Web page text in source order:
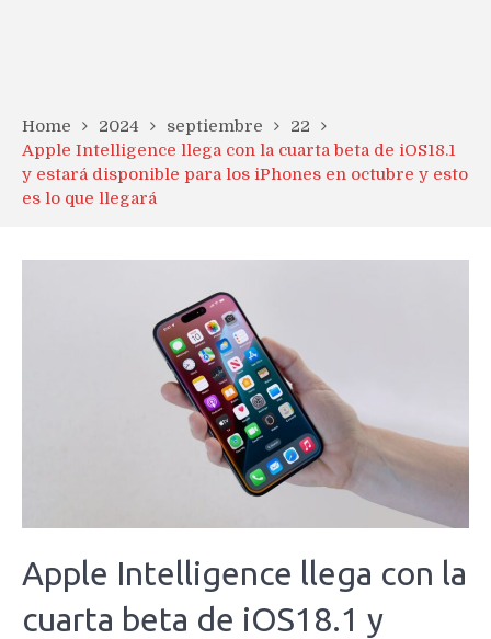
Home 2024 septiembre
22
Apple Intelligence llega con la cuarta beta de iOS18.1
y estará disponible para los iPhones en octubre y esto
es lo que llegará
Apple Intelligence llega con la
cuarta beta de iOS18.1 y